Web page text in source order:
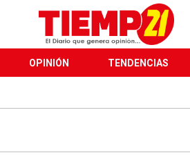
OPINIÓN TENDENCIAS